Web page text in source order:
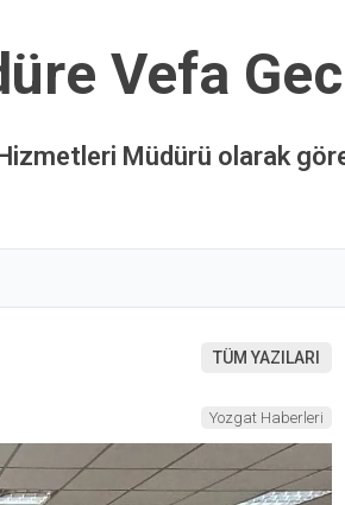
Vefa
Müdürü olarak
TÜM YAZILARI
Yozgat Haberleri